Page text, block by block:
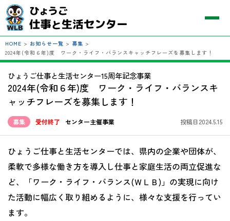
HOME > お知らせ一覧 > 募集 >
2024年(令和６年)度 ワーク・ライフ・バランスキャッチフレーズを募集します！
ひょうご仕事と生活センター15周年記念事業
2024年(令和６年)度 ワーク・ライフ・バランスキ
ャッチフレーズを募集します！
募集 受付終了 センター主催事業 投稿日2024.5.15
ひょうご仕事と生活センターでは、県内の企業や団体が、
柔軟で多様な働き方を導入し仕事と家庭生活の両立促進な
ど、「ワーク・ライフ・バランス(ＷＬＢ) 」の実現に向け
た活動に幅広く取り組めるように、様々な支援を行ってい
ます。